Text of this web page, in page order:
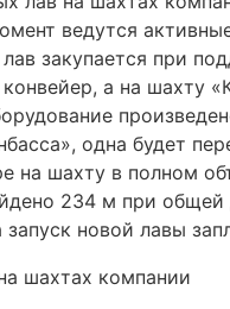
шахтах компании